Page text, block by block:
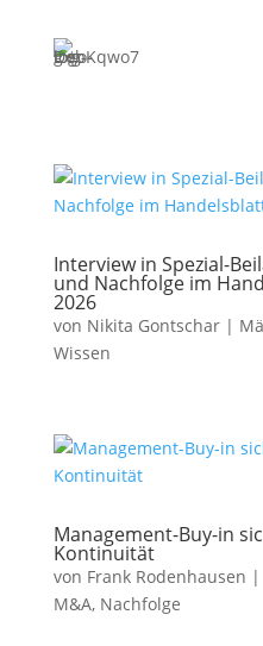
Interview in Spezial-
und Nachfolge im
2026
von Nikita Gontschar|
Wissen
Management-Buy-in
Kontinuität
von Frank Rodenhausen |
M&A, Nachfolge